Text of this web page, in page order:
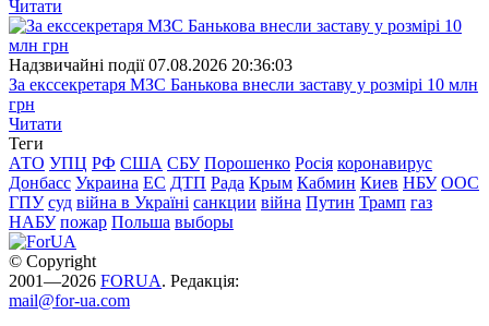
Читати
Надзвичайні події 07.08.2026 20:36:03
За екссекретаря МЗС Банькова внесли заставу у розмірі 10 млн
грн
Читати
Теги
АТО УПЦ РФ США СБУ Порошенко Росія коронавирус
Донбасс Украина ЕС ДТП Рада Крым Кабмин Киев НБУ ООС
ГПУ суд війна в Україні санкции війна Путин Трамп газ
НАБУ пожар Польша выборы
© Copyright
2001—2026 FORUA. Редакція:
mail@for-ua.com